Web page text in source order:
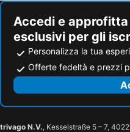
Accedi e
esclusivi per gli
Personalizza la tua
Offerte fedeltà e prezzi
trivago N.V., Kesselstraße 5 – 7,